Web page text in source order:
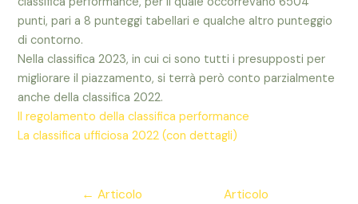
punti, pari a 8 punteggi tabellari e qualche altro punteggio
di contorno.
Nella classifica 2023, in cui ci sono tutti i presupposti per
migliorare il piazzamento, si terrà però conto parzialmente
anche della classifica 2022.
Il regolamento della classifica performance
La classifica ufficiosa 2022 (con dettagli)
Navigazione
← Articolo
Articolo